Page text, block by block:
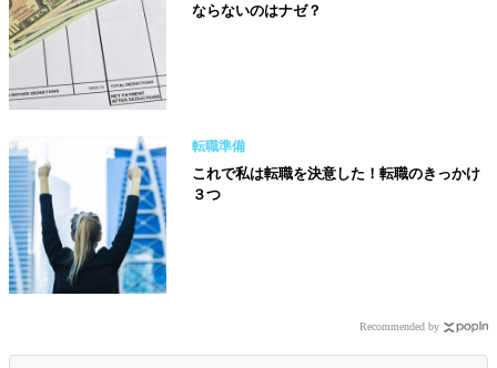
ならないのはナゼ？
転職準備
これで私は転職を決意した！転職のきっかけ
３つ
Recommended by